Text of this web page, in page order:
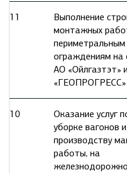
11
Выполнение
монтажных
периметральным
ограждениям на
АО «Ойлгазтэт»
«ГЕОПРОГРЕСС»
10
Оказание услуг
уборке вагонов и
производству
работы, на